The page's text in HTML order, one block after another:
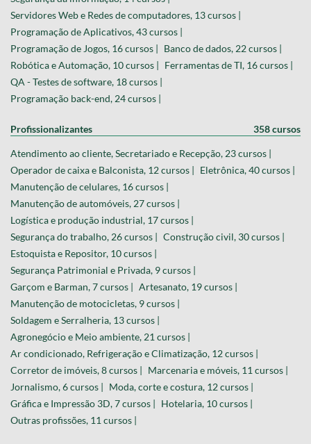
Servidores Web e Redes de computadores, 13 cursos |
Programação de Aplicativos, 43 cursos |
Programação de Jogos, 16 cursos | Banco de dados, 22 cursos |
Robótica e Automação, 10 cursos | Ferramentas de TI, 16 cursos |
QA - Testes de software, 18 cursos |
Programação back-end, 24 cursos |
Profissionalizantes 358 cursos
Atendimento ao cliente, Secretariado e Recepção, 23 cursos |
Operador de caixa e Balconista, 12 cursos | Eletrônica, 40 cursos |
Manutenção de celulares, 16 cursos |
Manutenção de automóveis, 27 cursos |
Logística e produção industrial, 17 cursos |
Segurança do trabalho, 26 cursos | Construção civil, 30 cursos |
Estoquista e Repositor, 10 cursos |
Segurança Patrimonial e Privada, 9 cursos |
Garçom e Barman, 7 cursos | Artesanato, 19 cursos |
Manutenção de motocicletas, 9 cursos |
Soldagem e Serralheria, 13 cursos |
Agronegócio e Meio ambiente, 21 cursos |
Ar condicionado, Refrigeração e Climatização, 12 cursos |
Corretor de imóveis, 8 cursos | Marcenaria e móveis, 11 cursos |
Jornalismo, 6 cursos | Moda, corte e costura, 12 cursos |
Gráfica e Impressão 3D, 7 cursos | Hotelaria, 10 cursos |
Outras profissões, 11 cursos |